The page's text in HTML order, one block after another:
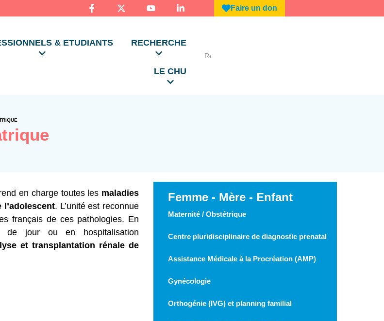
Faire un don
& ETUDIANTS RECHERCHE
LE CHU
en charge toutes les maladies
. L’unité est reconnue
français de ces pathologies. En
de jour ou en hospitalisation
et transplantation rénale de
Femme - Mère - Enfant
Maternité / Obstétrique
Centre pluridisciplinaire de diagnostic prenatal
Assistance Médicale à la Procréation (AMP)
Gynécologie
Orthogénie (IVG) et planning familial